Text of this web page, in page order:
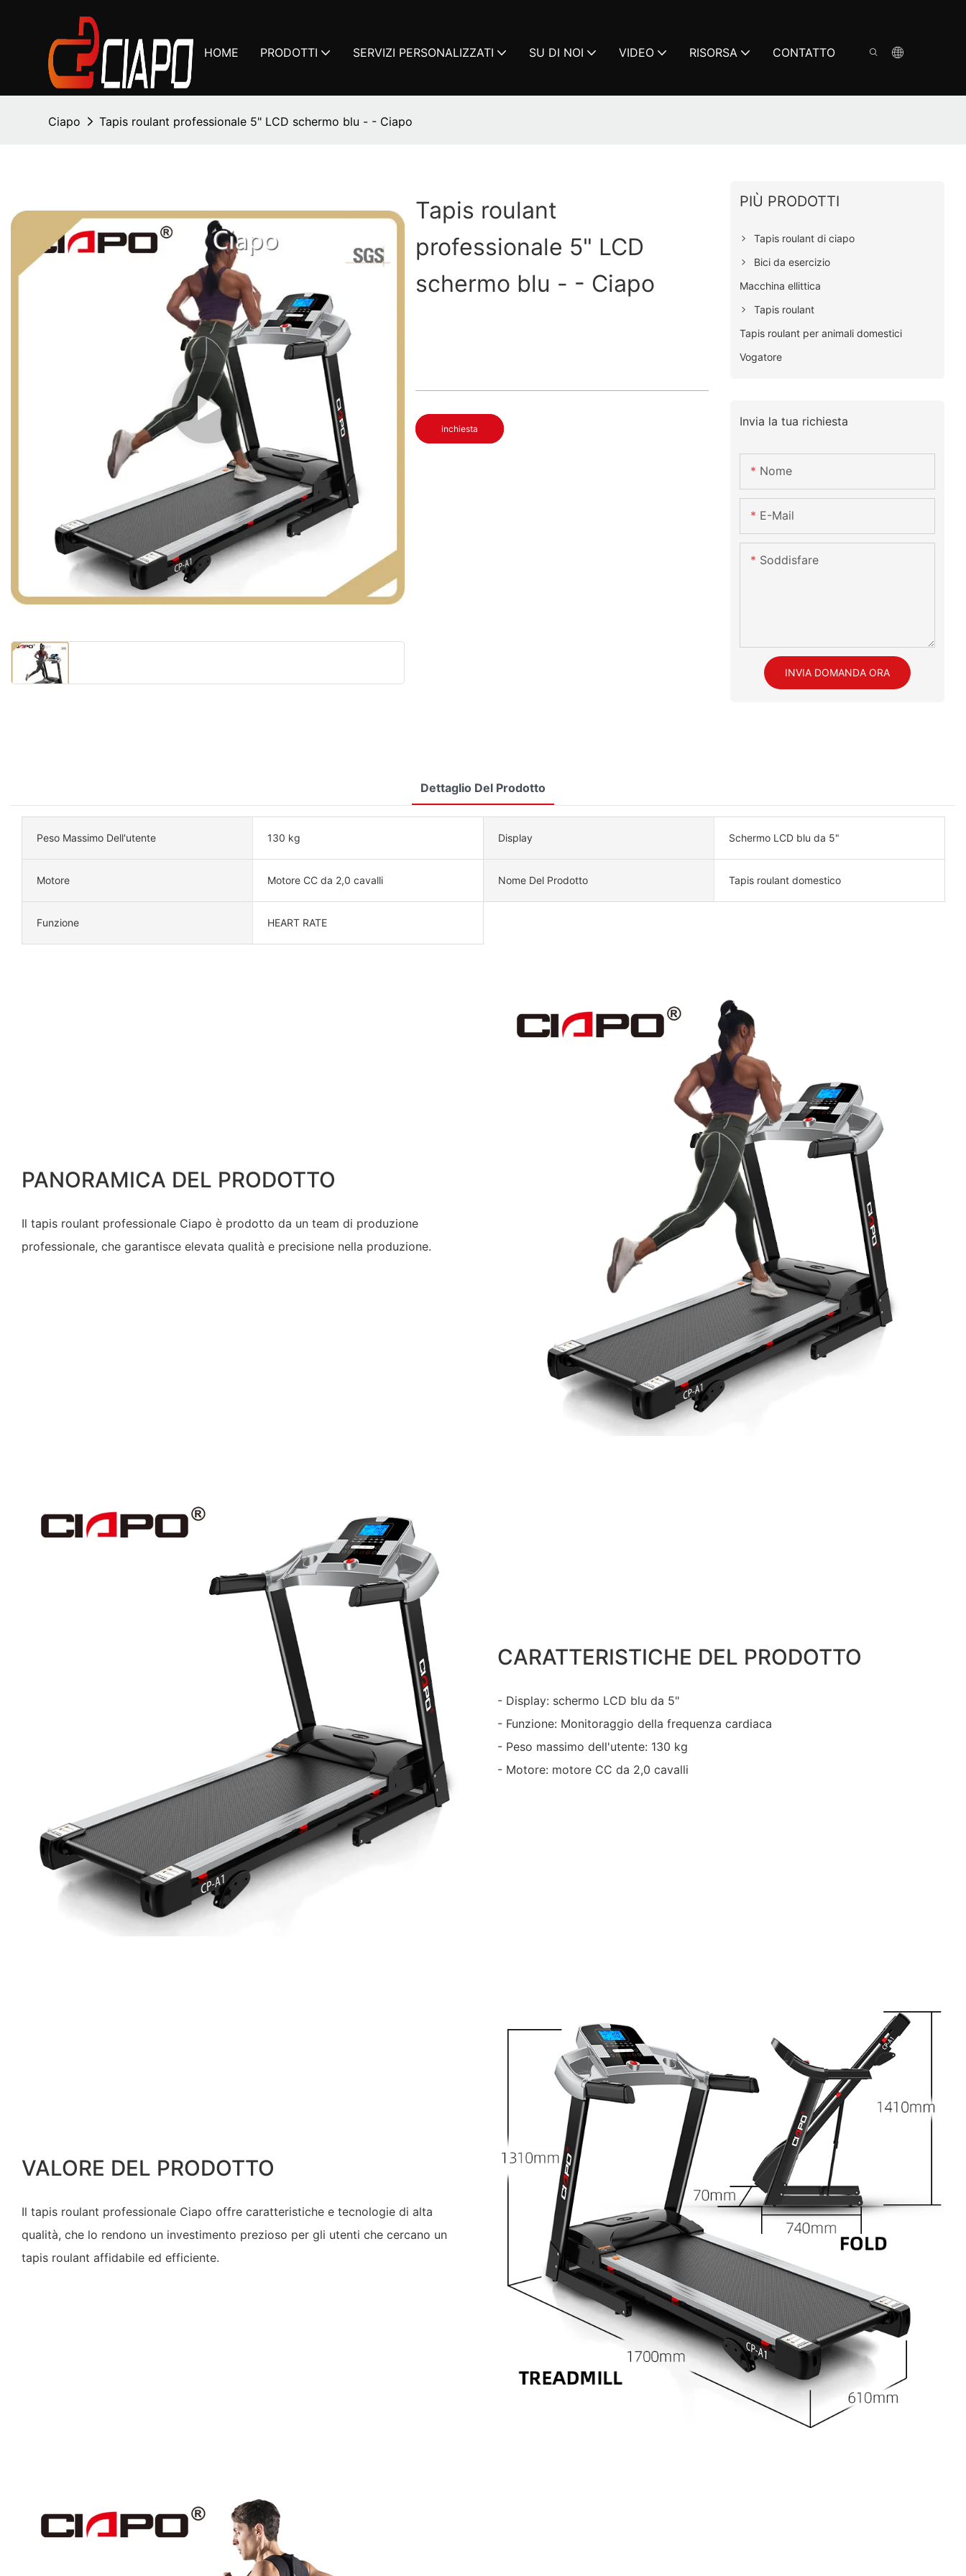
HOME PRODOTTI SERVIZI PERSONALIZZATI SU DI NOI VIDEO RISORSA CONTATTO
Ciapo Tapis roulant professionale 5" LCD schermo blu - - Ciapo
Tapis roulant
professionale 5" LCD
schermo blu - - Ciapo
inchiesta
PIÙ PRODOTTI
Tapis roulant di ciapo
Bici da esercizio
Macchina ellittica
Tapis roulant
Tapis roulant per animali domestici
Vogatore
Invia la tua richiesta
Nome
E-Mail
Soddisfare
INVIA DOMANDA ORA
Dettaglio Del Prodotto
Peso Massimo Dell'utente 130 kg Display Schermo LCD blu da 5"
Motore Motore CC da 2,0 cavalli Nome Del Prodotto Tapis roulant domestico
Funzione HEART RATE
PANORAMICA DEL PRODOTTO
Il tapis roulant professionale Ciapo è prodotto da un team di produzione
professionale, che garantisce elevata qualità e precisione nella produzione.
CARATTERISTICHE DEL PRODOTTO
- Display: schermo LCD blu da 5"
- Funzione: Monitoraggio della frequenza cardiaca
- Peso massimo dell'utente: 130 kg
- Motore: motore CC da 2,0 cavalli
VALORE DEL PRODOTTO
Il tapis roulant professionale Ciapo offre caratteristiche e tecnologie di alta
qualità, che lo rendono un investimento prezioso per gli utenti che cercano un
tapis roulant affidabile ed efficiente.